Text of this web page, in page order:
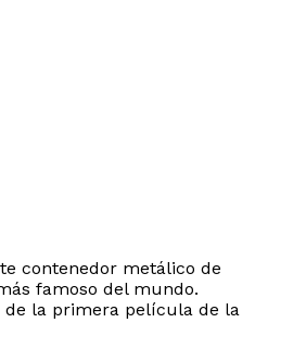
contenedor metálico de
famoso del mundo.
de la primera película de la